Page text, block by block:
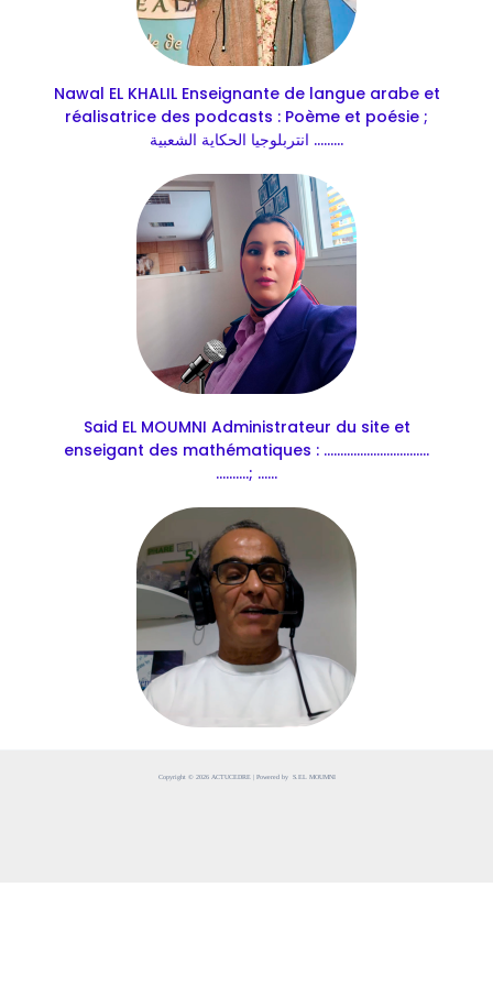
Nawal EL KHALIL Enseignante de langue arabe et
réalisatrice des podcasts : Poème et poésie ;
انتربلوجيا الحكاية الشعبية .........
Said EL MOUMNI Administrateur du site et
enseigant des mathématiques : ................................
..........; ......
Copyright © 2026 ACTUCEDRE | Powered by S.EL MOUMNI